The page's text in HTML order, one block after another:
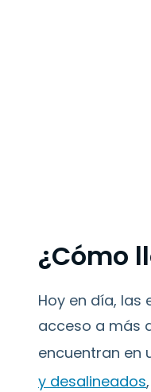
¿Cómo
Hoy en día, las
acceso a más
encuentran en
y desalineados